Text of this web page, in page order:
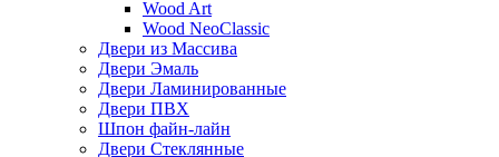
Wood Art
Wood NeoClassic
Двери из Массива
Двери Эмаль
Двери Ламинированные
Двери ПВХ
Шпон файн-лайн
Двери Стеклянные